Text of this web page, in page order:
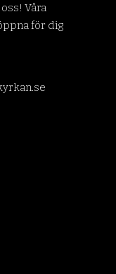
Våra
för dig